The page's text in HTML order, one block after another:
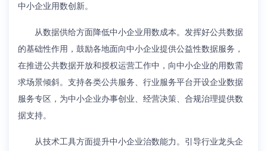
中小企业用数创新。
从数据供给方面降低中小企业用数成本。发挥好公共数据
的基础性作用，鼓励各地面向中小企业提供公益性数据服务，
在推进公共数据开放和授权运营工作中，向中小企业的用数需
求场景倾斜。支持各类公共服务、行业服务平台开设企业数据
服务专区，为中小企业办事创业、经营决策、合规治理提供数
据支持。
从技术工具方面提升中小企业治数能力。引导行业龙头企